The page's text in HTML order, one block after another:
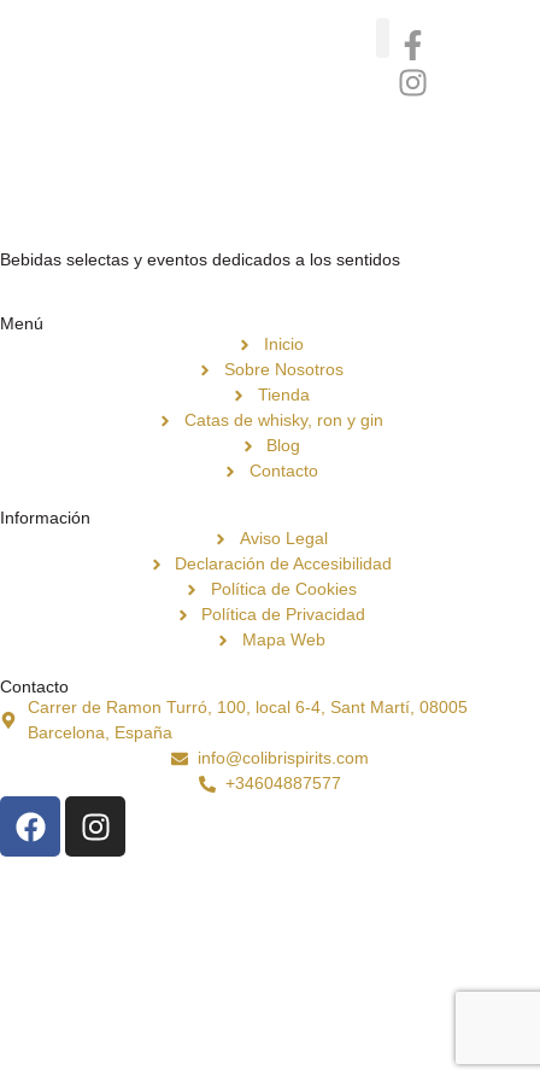
Bebidas selectas y eventos dedicados a los sentidos
Menú
Inicio
Sobre Nosotros
Tienda
Catas de whisky, ron y gin
Blog
Contacto
Información
Aviso Legal
Declaración de Accesibilidad
Política de Cookies
Política de Privacidad
Mapa Web
Contacto
Carrer de Ramon Turró, 100, local 6-4, Sant Martí, 08005
Barcelona, España
info@colibrispirits.com
+34604887577